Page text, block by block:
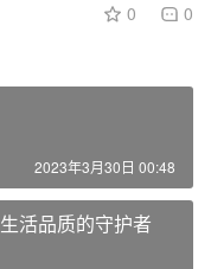
0 0
2023年3月30日 00:48
活品质的守护者